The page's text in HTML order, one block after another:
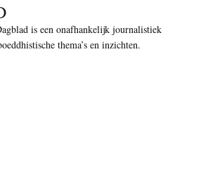
is een onafhankelijk journalistiek
thema’s en inzichten.